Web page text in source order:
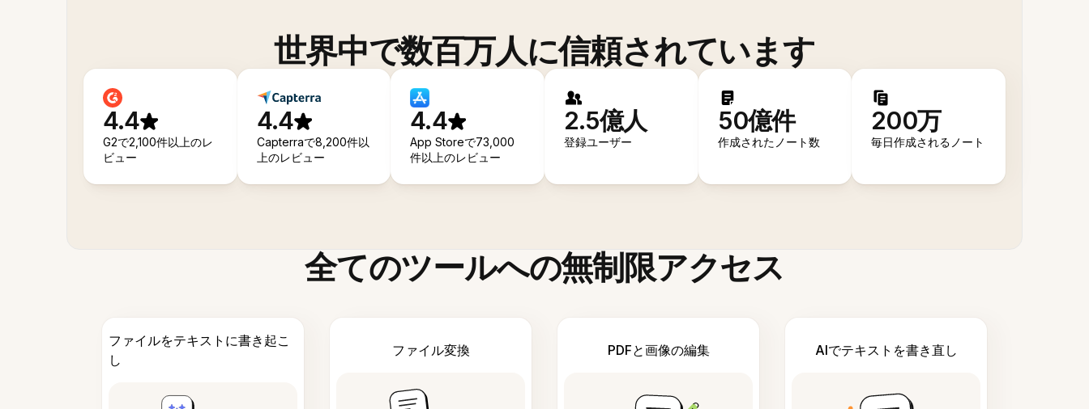
世界中で数百万人に信頼されています
4.4
G2で2,100件以上のレ
ビュー
4.4
Capterraで8,200件以
上のレビュー
4.4
App Storeで73,000
件以上のレビュー
2.5億人
登録ユーザー
50億件
作成されたノート数
200万
毎日作成されるノート
全てのツールへの無制限アクセス
ファイルをテキストに書き起こ
し
ファイル変換 PDFと画像の編集 AIでテキストを書き直し